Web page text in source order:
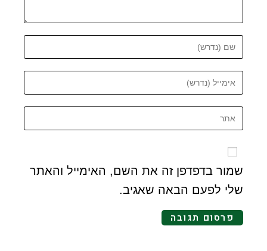
שמור בדפדפן זה את השם, האימייל והאתר
שלי לפעם הבאה שאגיב.